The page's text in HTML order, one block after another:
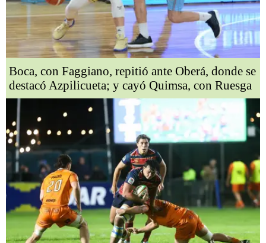
Boca, con Faggiano, repitió ante Oberá, donde se
destacó Azpilicueta; y cayó Quimsa, con Ruesga